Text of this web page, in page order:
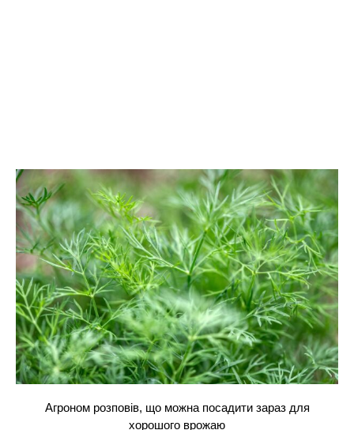
Агроном розповів, що можна посадити зараз для
хорошого врожаю